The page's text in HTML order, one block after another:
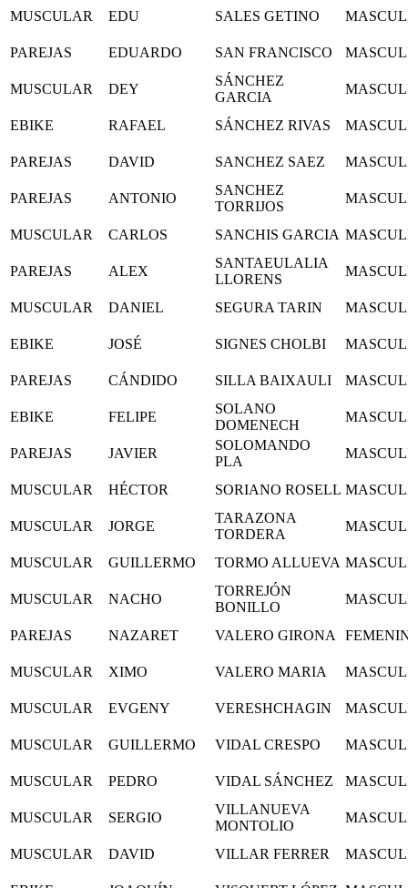
MUSCULAR EDU SALES GETINO
PAREJAS EDUARDO SAN FRANCISCO
MUSCULAR DEY
SÁNCHEZ
GARCIA
EBIKE RAFAEL SÁNCHEZ RIVAS
PAREJAS DAVID SANCHEZ SAEZ
PAREJAS ANTONIO
SANCHEZ
TORRIJOS
MUSCULAR CARLOS SANCHIS GARCIA
PAREJAS ALEX
SANTAEULALIA
LLORENS
MUSCULAR DANIEL SEGURA TARIN
EBIKE JOSÉ SIGNES CHOLBI
PAREJAS CÁNDIDO SILLA BAIXAULI
EBIKE FELIPE
SOLANO
DOMENECH
PAREJAS JAVIER
SOLOMANDO
PLA
MUSCULAR HÉCTOR SORIANO ROSELL
MUSCULAR JORGE
TARAZONA
TORDERA
MUSCULAR GUILLERMO TORMO ALLUEVA
MUSCULAR NACHO
TORREJÓN
BONILLO
PAREJAS NAZARET VALERO GIRONA
MUSCULAR XIMO VALERO MARIA
MUSCULAR EVGENY VERESHCHAGIN
MUSCULAR GUILLERMO VIDAL CRESPO
MUSCULAR PEDRO VIDAL SÁNCHEZ
MUSCULAR SERGIO
VILLANUEVA
MONTOLIO
MUSCULAR DAVID VILLAR FERRER